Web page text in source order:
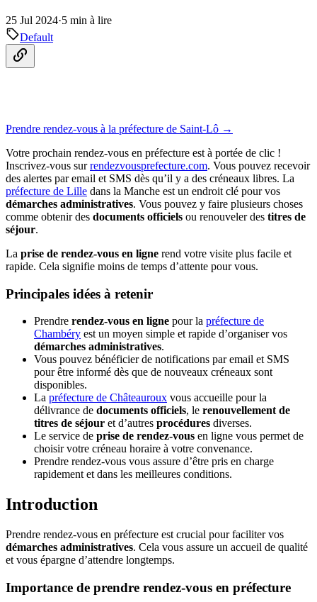
25 Jul 2024·5 min à lire
Default
Prendre rendez-vous à la préfecture de Saint-Lô →
Votre prochain rendez-vous en préfecture est à portée de clic !
Inscrivez-vous surrendezvousprefecture.com. Vous pouvez recevoir
des alertes par email et SMS dès qu’il y a des créneaux libres. La
préfecture de Lille dans la Manche est un endroit clé pour vos
démarches administratives. Vous pouvez y faire plusieurs choses
comme obtenir des documents officiels ou renouveler des titres de
séjour.
La prise de rendez-vous en ligne rend votre visite plus facile et
rapide. Cela signifie moins de temps d’attente pour vous.
Principales idées à retenir
Prendre rendez-vous en ligne pour la préfecture de
Chambéry est un moyen simple et rapide d’organiser vos
démarches administratives.
Vous pouvez bénéficier de notifications par email et SMS
pour être informé dès que de nouveaux créneaux sont
disponibles.
La préfecture de Châteauroux vous accueille pour la
délivrance de documents officiels, le renouvellement de
titres de séjour et d’autres procédures diverses.
Le service de prise de rendez-vous en ligne vous permet de
choisir votre créneau horaire à votre convenance.
Prendre rendez-vous vous assure d’être pris en charge
rapidement et dans les meilleures conditions.
Introduction
Prendre rendez-vous en préfecture est crucial pour faciliter vos
démarches administratives. Cela vous assure un accueil de qualité
et vous épargne d’attendre longtemps.
Importance de prendre rendez-vous en préfecture